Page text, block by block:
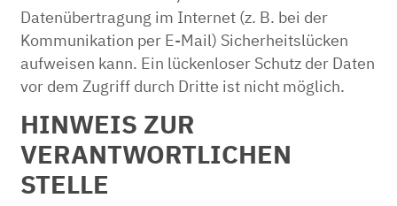
Datenübertragung im Internet (z. B. bei der
Kommunikation per E-Mail) Sicherheitslücken
aufweisen kann. Ein lückenloser Schutz der Daten
vor dem Zugriff durch Dritte ist nicht möglich.
HINWEIS ZUR
VERANTWORTLICHEN
STELLE